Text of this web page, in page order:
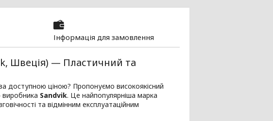
Інформація для замовлення
Швеція) — Пластичний та
доступною ціною? Пропонуємо високоякісний
Sandvik. Це найпопулярніша марка
та відмінним експлуатаційним